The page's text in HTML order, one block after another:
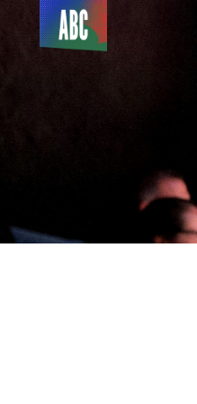
Du côté
de l’ABC